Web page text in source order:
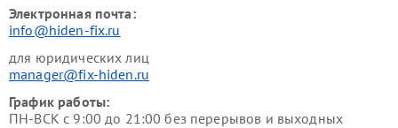
Электронная почта:
info@hiden-fix.ru
для юридических лиц
manager@fix-hiden.ru
График работы:
ПН-ВСК с 9:00 до 21:00 без перерывов и выходных